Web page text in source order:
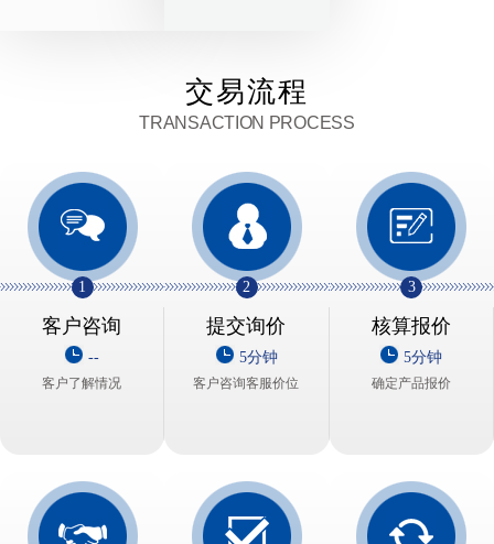
交易流程
TRANSACTION PROCESS
1
客户咨询
--
客户了解情况
2
提交询价
5分钟
客户咨询客服价位
3
核算报价
5分钟
确定产品报价